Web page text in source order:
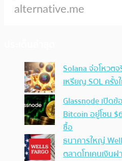
Solana จ่อโหวต
เหรียญ SOL ครั้
Glassnode เปิด
Bitcoin อยู่โซน
ซื้อ
ธนาคารใหญ่
ตลาดโทเคนเงิน